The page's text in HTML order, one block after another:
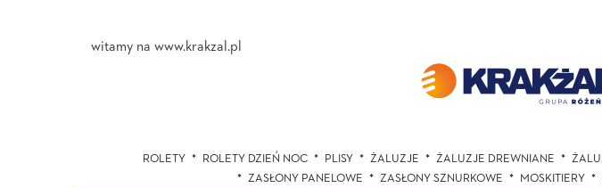
witamy na www.krakzal.pl
ROLETY ROLETY DZIEŃ NOC PLISY ŻALUZJE ŻALUZJE DREWNIANE
ZASŁONY PANELOWE
ZASŁONY SZNURKOWE MOSKITIERY